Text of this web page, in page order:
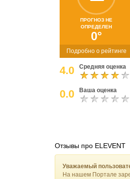
ПРОГНОЗ НЕ
ОПРЕДЕЛЕН
0°
Подробно о рейтинге
4.0 Средняя оценка
0.0 Ваша оценка
Отзывы про ELEVENT
Уважаемый
На нашем Портале